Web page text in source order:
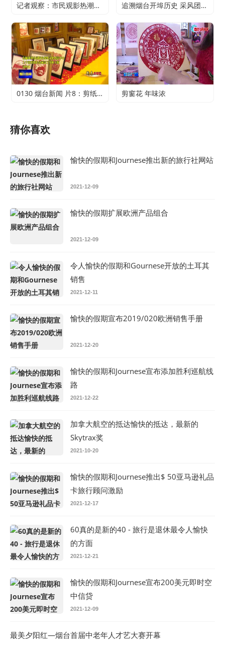
记者观察：市民观影热潮升温 电影行业加快复苏 追溯烟台开埠历史 采风团走进烟台山开埠陈列馆
0130 烟台新闻 片8：剪纸传承 不止于传统 剪窗花 年味浓
猜你喜欢
愉快的假期和Journese推出新的旅行社网站
2021-12-09
愉快的假期扩展欧洲产品组合
2021-12-09
令人愉快的假期和Gournese开放的土耳其
销售
2021-12-11
愉快的假期宣布2019/020欧洲销售手册
2021-12-20
愉快的假期和Journese宣布添加胜利巡航线
路
2021-12-22
加拿大航空的抵达愉快的抵达，最新的
Skytrax奖
2021-10-20
愉快的假期和Journese推出$ 50亚马逊礼品
卡旅行顾问激励
2021-12-17
60真的是新的40 - 旅行是退休最令人愉快
的方面
2021-12-21
愉快的假期和Journese宣布200美元即时空
中信贷
2021-12-09
最美夕阳红—烟台首届中老年人才艺大赛开幕